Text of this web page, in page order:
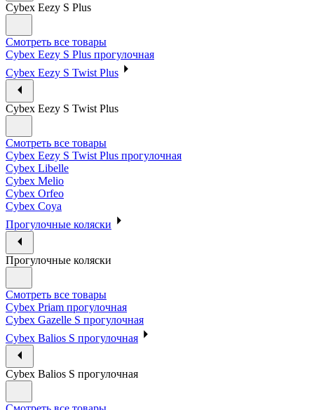
Cybex Eezy S Plus
Смотреть все товары
Cybex Eezy S Plus прогулочная
Cybex Eezy S Twist Plus
Cybex Eezy S Twist Plus
Смотреть все товары
Cybex Eezy S Twist Plus прогулочная
Cybex Libelle
Cybex Melio
Cybex Orfeo
Cybex Coya
Прогулочные коляски
Прогулочные коляски
Смотреть все товары
Cybex Priam прогулочная
Cybex Gazelle S прогулочная
Cybex Balios S прогулочная
Cybex Balios S прогулочная